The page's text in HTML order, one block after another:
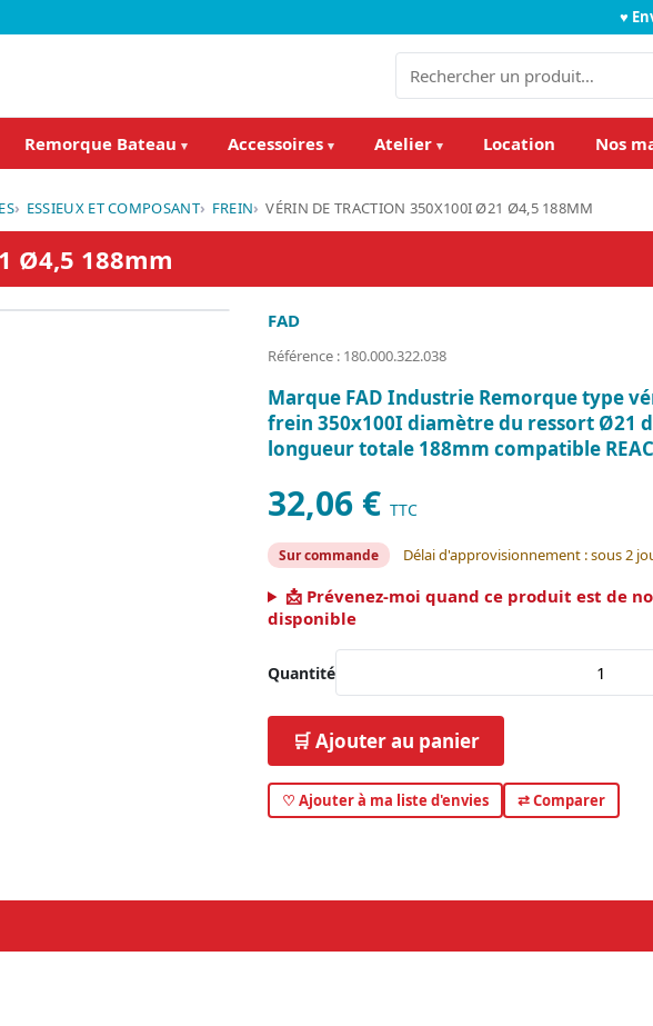
♥
Remorque Bateau ▾ Accessoires ▾ Atelier ▾ Location Nos
ESSIEUX ET COMPOSANT FREIN VÉRIN DE TRACTION 350X100I Ø21 Ø4,5 188MM
Ø4,5 188mm
FAD
Référence : 180.000.322.038
Marque FAD Industrie Remorque type
frein 350x100I diamètre du ressort Ø21
longueur totale 188mm compatible
32,06 € TTC
Sur commande Délai d'approvisionnement : sous 2
📩 Prévenez-moi quand ce produit est de
disponible
Quantité
🛒 Ajouter au panier
♡ Ajouter à ma liste d'envies ⇄ Comparer